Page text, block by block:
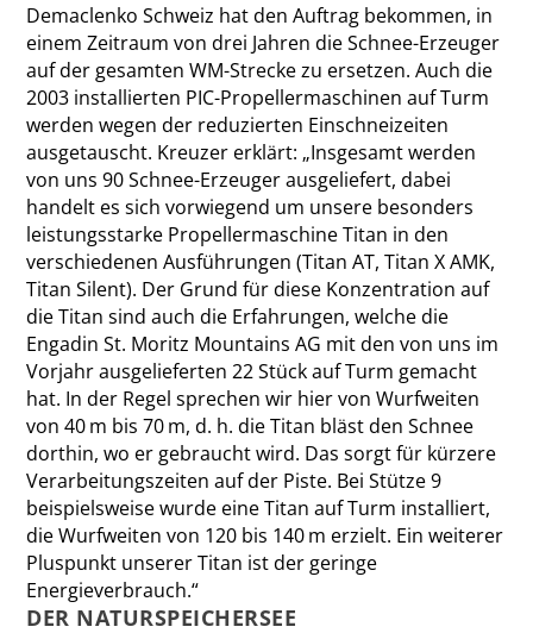
Demaclenko Schweiz hat den Auftrag bekommen, in
einem Zeitraum von drei Jahren die Schnee-Erzeuger
auf der gesamten WM-Strecke zu ersetzen. Auch die
2003 installierten PIC-Propellermaschinen auf Turm
werden wegen der reduzierten Einschneizeiten
ausgetauscht. Kreuzer erklärt: „Insgesamt werden
von uns 90 Schnee-Erzeuger ausgeliefert, dabei
handelt es sich vorwiegend um unsere besonders
leistungsstarke Propellermaschine Titan in den
verschiedenen Ausführungen (Titan AT, Titan X AMK,
Titan Silent). Der Grund für diese Konzentration auf
die Titan sind auch die Erfahrungen, welche die
Engadin St. Moritz Mountains AG mit den von uns im
Vorjahr ausgelieferten 22 Stück auf Turm gemacht
hat. In der Regel sprechen wir hier von Wurfweiten
von 40 m bis 70 m, d. h. die Titan bläst den Schnee
dorthin, wo er gebraucht wird. Das sorgt für kürzere
Verarbeitungszeiten auf der Piste. Bei Stütze 9
beispielsweise wurde eine Titan auf Turm installiert,
die Wurfweiten von 120 bis 140 m erzielt. Ein weiterer
Pluspunkt ­unserer Titan ist der geringe
Energieverbrauch.“
DER NATURSPEICHERSEE